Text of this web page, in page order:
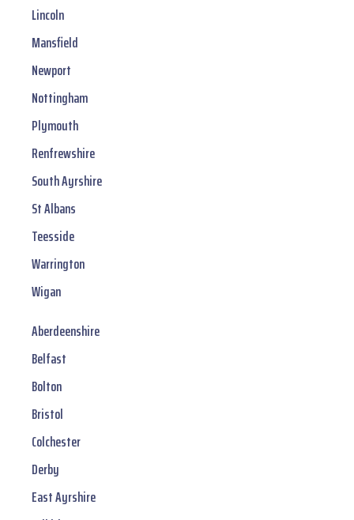
Lincoln
Mansfield
Newport
Nottingham
Plymouth
Renfrewshire
South Ayrshire
St Albans
Teesside
Warrington
Wigan
Aberdeenshire
Belfast
Bolton
Bristol
Colchester
Derby
East Ayrshire